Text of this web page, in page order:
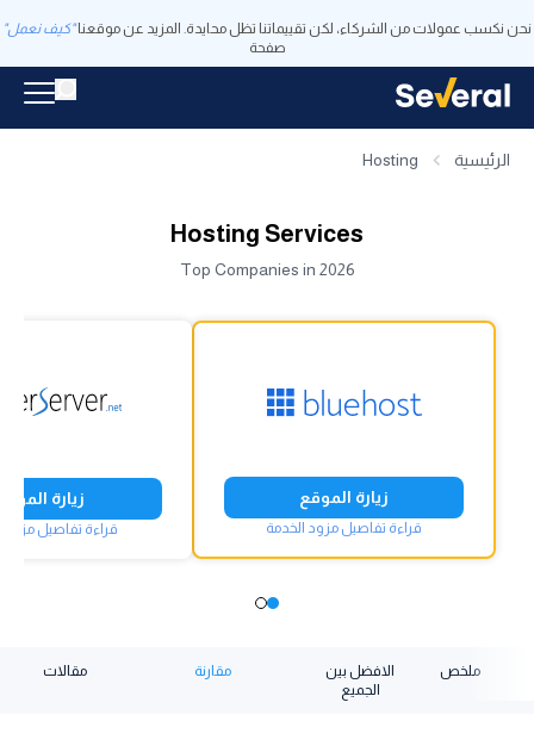
نحن نكسب عمولات من الشركاء، لكن تقييماتنا تظل محايدة. المزيد عن موقعنا "كيف نعمل"
صفحة
الرئيسية Hosting
Hosting Services
Top Companies in 2026
زيارة الموقع
قراءة تفاصيل مزود الخدمة
زيارة
قراءة تفاصيل مزود
ملخص
الافضل بين
الجميع
مقارنة مقالات